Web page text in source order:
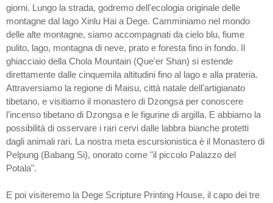
giorni. Lungo la strada, godremo dell'ecologia originale delle
montagne dal lago Xinlu Hai a Dege. Camminiamo nel mondo
delle alte montagne, siamo accompagnati da cielo blu, fiume
pulito, lago, montagna di neve, prato e foresta fino in fondo. Il
ghiacciaio della Chola Mountain (Que'er Shan) si estende
direttamente dalle cinquemila altitudini fino al lago e alla prateria.
Attraversiamo la regione di Maisu, città natale dell'artigianato
tibetano, e visitiamo il monastero di Dzongsa per conoscere
l'incenso tibetano di Dzongsa e le figurine di argilla. E abbiamo la
possibilità di osservare i rari cervi dalle labbra bianche protetti
dagli animali rari. La nostra meta escursionistica è il Monastero di
Pelpung (Babang Si), onorato come "il piccolo Palazzo del
Potala".
E poi visiteremo la Dege Scripture Printing House, il capo dei tre